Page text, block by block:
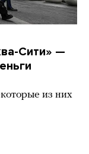
Сити» —
из них